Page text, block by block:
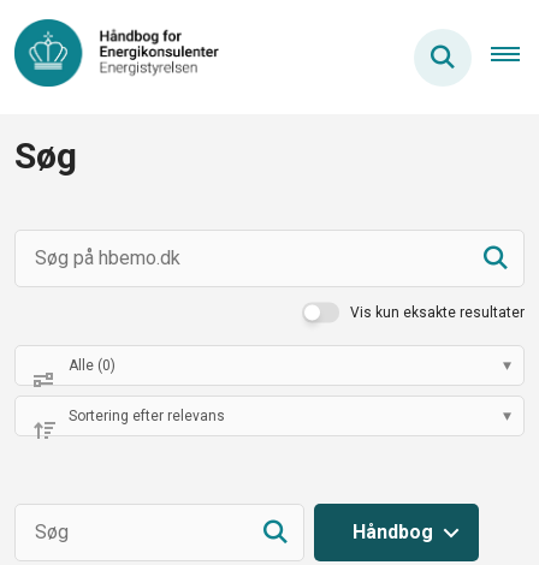
Søg
Vis kun eksakte resultater
Håndbog